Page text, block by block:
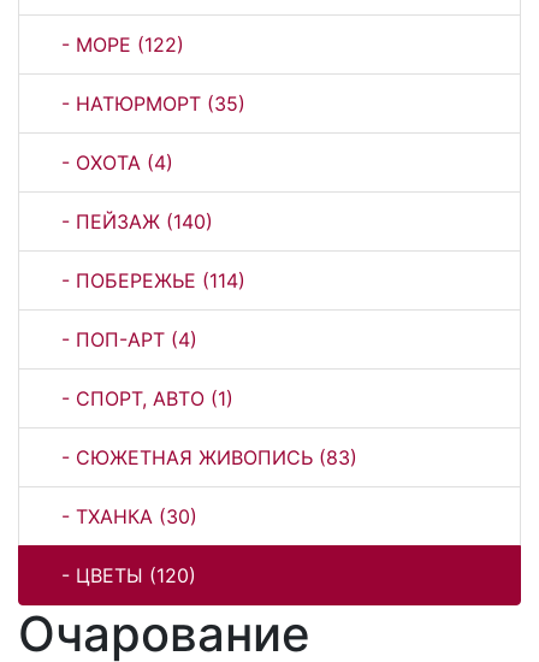
- МОРЕ (122)
- НАТЮРМОРТ (35)
- ОХОТА (4)
- ПЕЙЗАЖ (140)
- ПОБЕРЕЖЬЕ (114)
- ПОП-АРТ (4)
- СПОРТ, АВТО (1)
- СЮЖЕТНАЯ ЖИВОПИСЬ (83)
- ТХАНКА (30)
- ЦВЕТЫ (120)
Очарование